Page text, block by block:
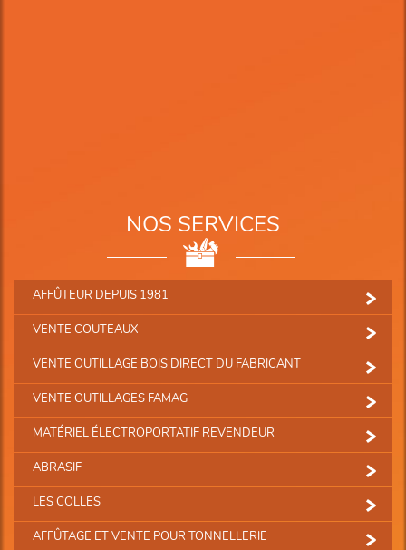
NOS SERVICES
AFFÛTEUR DEPUIS 1981
VENTE COUTEAUX
VENTE OUTILLAGE BOIS DIRECT DU FABRICANT
VENTE OUTILLAGES FAMAG
MATÉRIEL ÉLECTROPORTATIF REVENDEUR
ABRASIF
LES COLLES
AFFÛTAGE ET VENTE POUR TONNELLERIE